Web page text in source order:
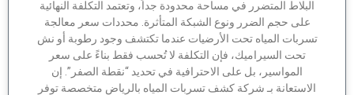
البلاط المتضرر في مساحة محدودة جداً، وتعتمد التكلفة النهائية
على حجم الضرر ونوع الشبكة المتأثرة. محددات سعر معالجة
المياه تحت الأرضيات عندما تكتشف وجود رطوبة أو نش
تحت السيراميك، فإن التكلفة لا تُحسب فقط بناءً على سعر
المواسير، بل على الاحترافية في تحديد “نقطة الصفر”. إن
بـ شركة كشف تسربات المياه بالرياض متخصصة توفر